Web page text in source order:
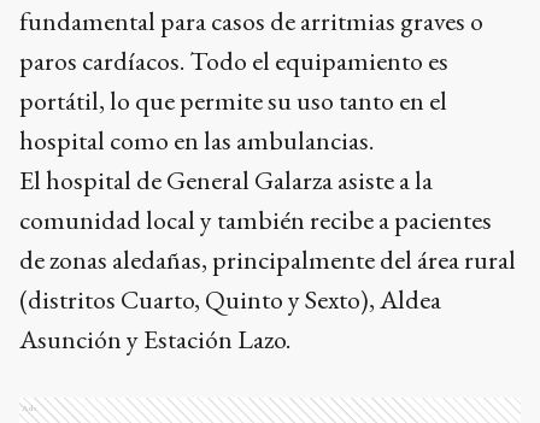
fundamental para casos de arritmias graves o
paros cardíacos. Todo el equipamiento es
portátil, lo que permite su uso tanto en el
hospital como en las ambulancias.
El hospital de General Galarza asiste a la
comunidad local y también recibe a pacientes
de zonas aledañas, principalmente del área rural
(distritos Cuarto, Quinto y Sexto), Aldea
Asunción y Estación Lazo.
Ads